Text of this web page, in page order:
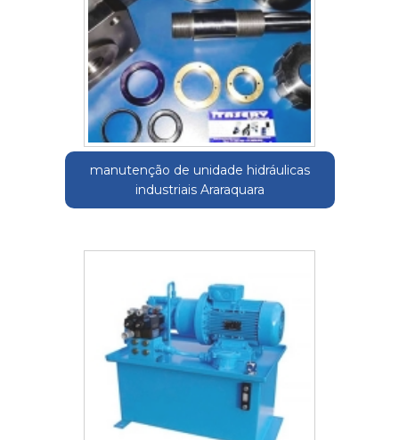
manutenção de unidade hidráulicas
industriais Araraquara